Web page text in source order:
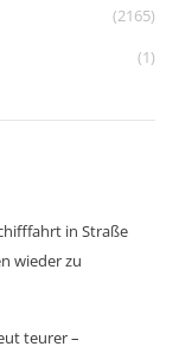
(2165)
(1)
in Straße
wieder zu
teurer –